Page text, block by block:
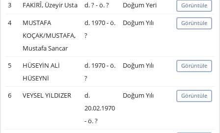
3 FAKİRÎ, Üzeyir Usta d. ? - ö. ? Doğum Yeri Görüntüle
4
MUSTAFA
KOÇAK/MUSTAFA,
Mustafa Sancar
d. 1970 - ö.
?
Doğum Yılı Görüntüle
5
HÜSEYİN ALİ
HÜSEYNİ
d. 1970 - ö.
?
Doğum Yılı Görüntüle
6 VEYSEL YILDIZER
d.
20.02.1970
- ö. ?
Doğum Yılı Görüntüle